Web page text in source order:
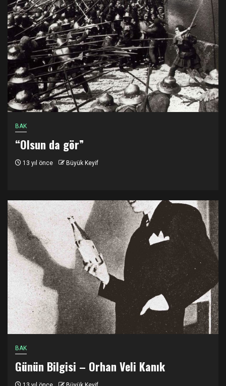
BAK
“Olsun da gör”
13 yıl önce Büyük Keyif
BAK
Günün Bilgisi – Orhan Veli Kanık